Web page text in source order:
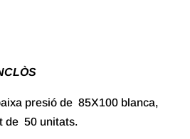
presió de 85X100 blanca,
de 50 unitats.